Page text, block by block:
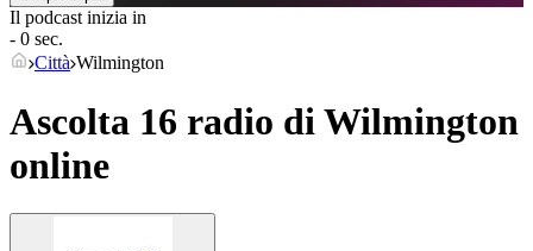
Il podcast inizia in
- 0 sec.
Città Wilmington
Ascolta 16 radio di Wilmington
online